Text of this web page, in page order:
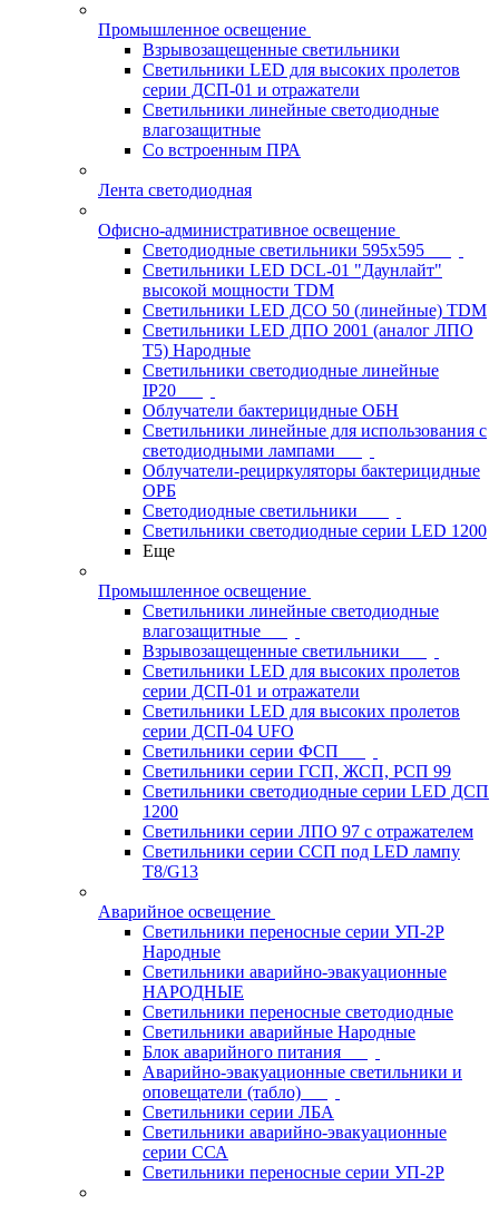
Промышленное освещение
Взрывозащещенные светильники
Светильники LED для высоких пролетов
серии ДСП-01 и отражатели
Светильники линейные светодиодные
влагозащитные
Со встроенным ПРА
Лента светодиодная
Офисно-административное освещение
Светодиодные светильники 595x595
Светильники LED DCL-01 "Даунлайт"
высокой мощности TDM
Светильники LED ДСО 50 (линейные) TDM
Светильники LED ДПО 2001 (аналог ЛПО
Т5) Народные
Светильники светодиодные линейные
IP20
Облучатели бактерицидные ОБН
Светильники линейные для использования с
светодиодными лампами
Облучатели-рециркуляторы бактерицидные
ОРБ
Светодиодные светильники
Светильники светодиодные серии LED 1200
Еще
Промышленное освещение
Светильники линейные светодиодные
влагозащитные
Взрывозащещенные светильники
Светильники LED для высоких пролетов
серии ДСП-01 и отражатели
Светильники LED для высоких пролетов
серии ДСП-04 UFO
Светильники серии ФСП
Светильники серии ГСП, ЖСП, РСП 99
Светильники светодиодные серии LED ДСП
1200
Светильники серии ЛПО 97 с отражателем
Светильники серии ССП под LED лампу
T8/G13
Аварийное освещение
Светильники переносные серии УП-2Р
Народные
Светильники аварийно-эвакуационные
НАРОДНЫЕ
Светильники переносные светодиодные
Светильники аварийные Народные
Блок аварийного питания
Аварийно-эвакуационные светильники и
оповещатели (табло)
Светильники серии ЛБА
Светильники аварийно-эвакуационные
серии ССА
Светильники переносные серии УП-2Р